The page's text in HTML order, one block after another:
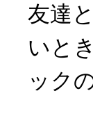
友達
いと
ック